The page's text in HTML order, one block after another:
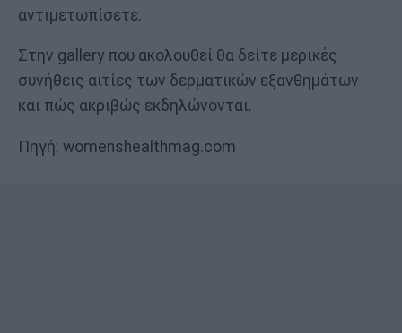
αντιμετωπίσετε.
Στην gallery που ακολουθεί θα δείτε μερικές
συνήθεις αιτίες των δερματικών εξανθημάτων
και πώς ακριβώς εκδηλώνονται.
Πηγή: womenshealthmag.com